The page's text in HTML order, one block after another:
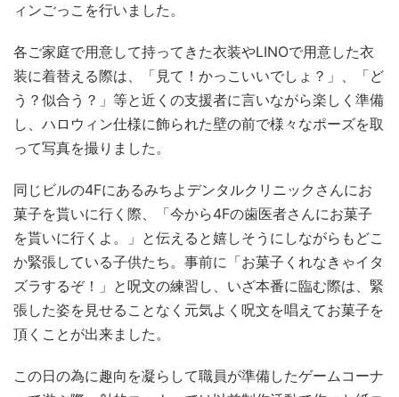
ィンごっこを行いました。
各ご家庭で用意して持ってきた衣装やLINOで用意した衣
装に着替える際は、「見て！かっこいいでしょ？」、「ど
う？似合う？」等と近くの支援者に言いながら楽しく準備
し、ハロウィン仕様に飾られた壁の前で様々なポーズを取
って写真を撮りました。
同じビルの4Fにあるみちよデンタルクリニックさんにお
菓子を貰いに行く際、「今から4Fの歯医者さんにお菓子
を貰いに行くよ。」と伝えると嬉しそうにしながらもどこ
か緊張している子供たち。事前に「お菓子くれなきゃイタ
ズラするぞ！」と呪文の練習し、いざ本番に臨む際は、緊
張した姿を見せることなく元気よく呪文を唱えてお菓子を
頂くことが出来ました。
この日の為に趣向を凝らして職員が準備したゲームコーナ